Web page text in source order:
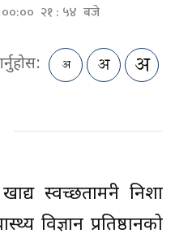
००:०० २१ : ५४ बजे
स्वच्छतामन्त्री निशा
विज्ञान प्रतिष्ठानको